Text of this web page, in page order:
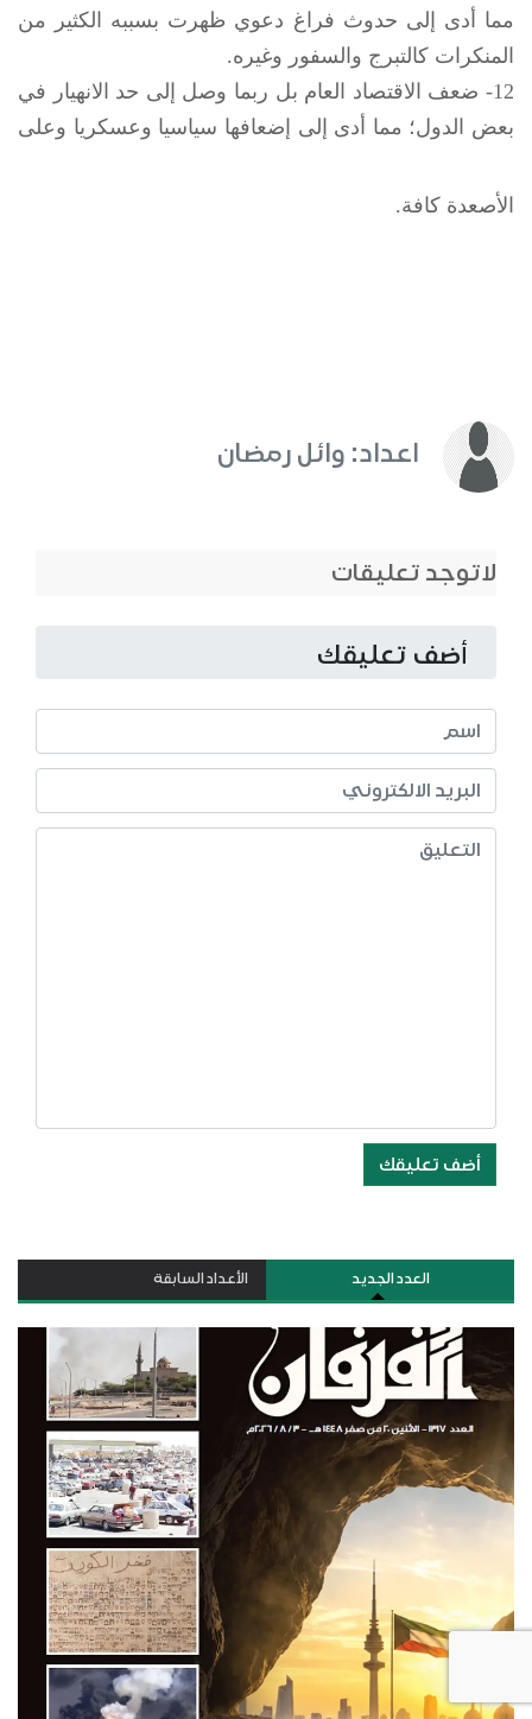
مما أدى إلى حدوث فراغ دعوي ظهرت بسببه الكثير من
المنكرات كالتبرج والسفور وغيره.
12- ضعف الاقتصاد العام بل ربما وصل إلى حد الانهيار في
بعض الدول؛ مما أدى إلى إضعافها سياسيا وعسكريا وعلى
الأصعدة كافة.
اعداد: وائل رمضان
لاتوجد تعليقات
أضف تعليقك
أضف تعليقك
العدد الجديد الأعداد السابقة